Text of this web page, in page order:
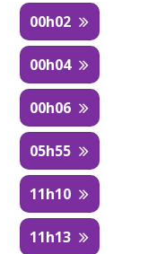
00h02
00h04
00h06
05h55
11h10
11h13